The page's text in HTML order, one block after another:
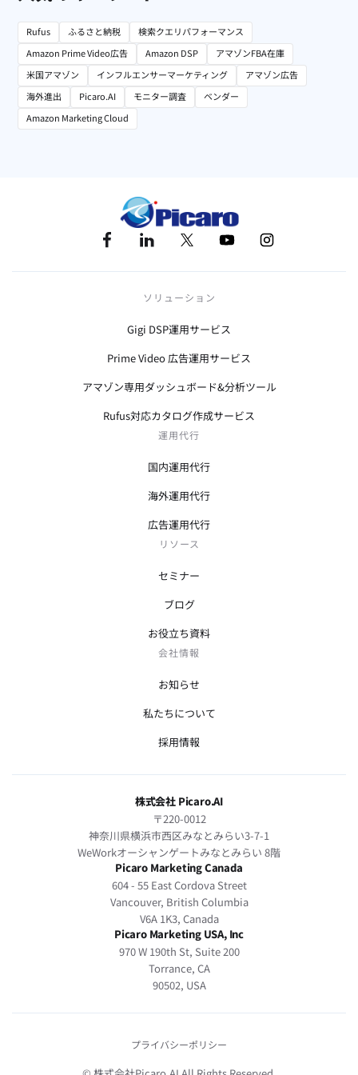
Rufus ふるさと納税
検索クエリパフォーマンス
Amazon Prime Video広告
Amazon DSP
アマゾンFBA在庫
米国アマゾン
インフルエンサーマーケティング
アマゾン広告
海外進出
Picaro.AI モニター調査
ベンダー
Amazon Marketing Cloud
ソリューション
Gigi DSP運用サービス
Prime Video 広告運用サービス
アマゾン専用ダッシュボード&分析ツール
Rufus対応カタログ作成サービス
運用代行
国内運用代行
海外運用代行
広告運用代行
リソース
セミナー
ブログ
お役立ち資料
会社情報
お知らせ
私たちについて
採用情報
株式会社 Picaro.AI
〒220-0012
神奈川県横浜市西区みなとみらい3-7-1
WeWorkオーシャンゲートみなとみらい 8階
Picaro Marketing Canada
604 - 55 East Cordova Street
Vancouver, British Columbia
V6A 1K3, Canada
Picaro Marketing USA, Inc
970 W 190th St, Suite 200
Torrance, CA
90502, USA
プライバシーポリシー